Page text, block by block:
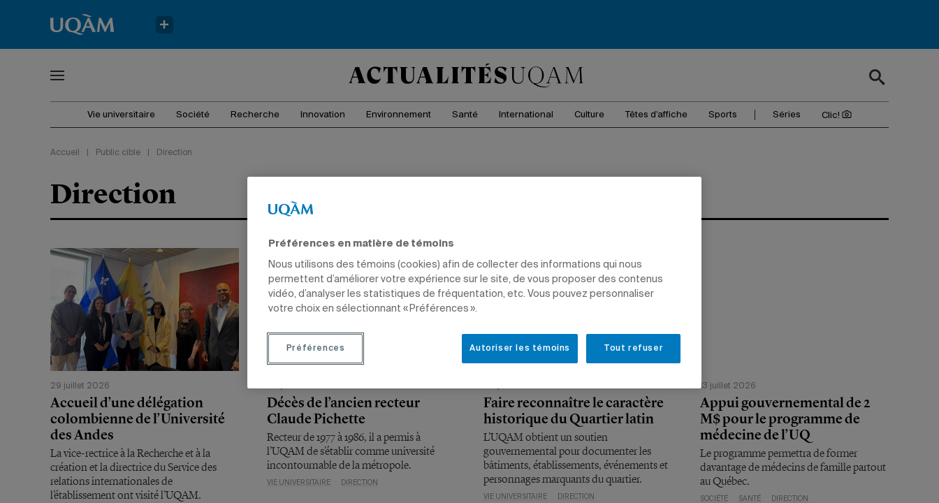
Vie universitaire Société Recherche Innovation Environnement Santé International Culture Têtes d’affiche Sports Séries Clic!
Accueil Public cible Direction
Direction
29 juillet 2026
Accueil d’une délégation
colombienne de l’Université
des Andes
La vice-rectrice à la Recherche et à la
création et la directrice du Service des
relations internationales de
l’établissement ont visité l’UQAM.
Décès de l’ancien recteur
Claude Pichette
Recteur de 1977 à 1986, il a permis à
l’UQAM de s’établir comme université
incontournable de la métropole.
VIE UNIVERSITAIRE DIRECTION
Faire reconnaître le caractère
historique du Quartier latin
L’UQAM obtient un soutien
gouvernemental pour documenter les
bâtiments, établissements, événements et
personnages marquants du quartier.
VIE UNIVERSITAIRE DIRECTION
13 juillet 2026
Appui gouvernemental de 2
M$ pour le programme de
médecine de l’UQ
Le programme permettra de former
davantage de médecins de famille partout
au Québec.
SOCIÉTÉ SANTÉ DIRECTION
Préférences en matière de témoins
Nous utilisons des témoins (cookies) afin de collecter des informations qui nous
permettent d’améliorer votre expérience sur le site, de vous proposer des contenus
vidéo, d’analyser les statistiques de fréquentation, etc. Vous pouvez personnaliser
votre choix en sélectionnant « Préférences ».
Tout refuser
Autoriser les témoins
Préférences